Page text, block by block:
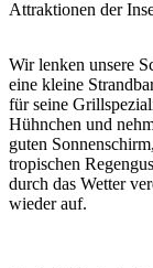
Attraktionen der
Wir lenken unsere
eine kleine
für seine
Hühnchen und
guten
tropischen
durch das Wetter
wieder auf.